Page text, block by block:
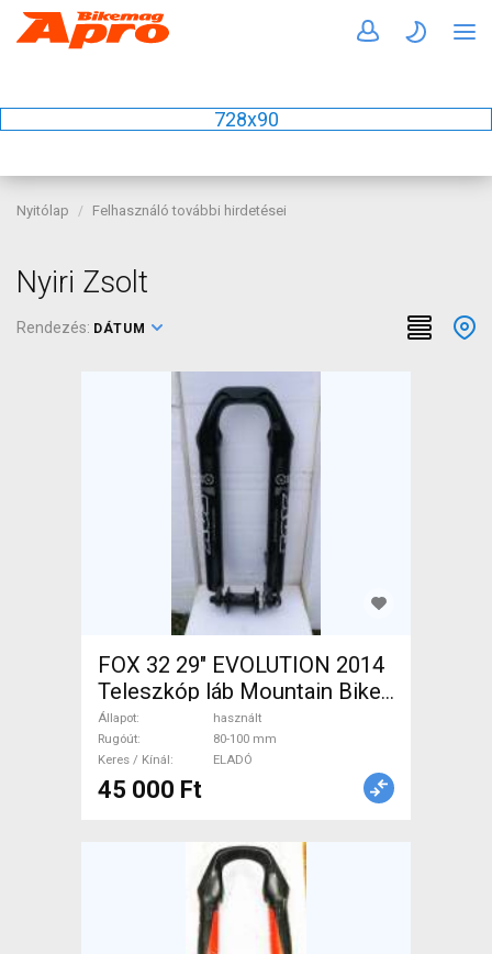
728x90
Nyitólap Felhasználó további hirdetései
Nyiri Zsolt
Rendezés: DÁTUM
FOX 32 29" EVOLUTION 2014
Teleszkóp láb Mountain Bike
Alkatrész, MTB Villa /
Rugóstag villa 80-100 mm
használt ELADÓ
Állapot
használt
Rugóút
80-100 mm
Keres / Kínál
ELADÓ
45 000 Ft